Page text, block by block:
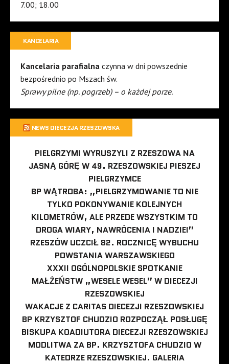
7.00; 18.00
KANCELARIA
Kancelaria parafialna czynna w dni powszednie
bezpośrednio po Mszach św.
Sprawy pilne (np. pogrzeb) – o każdej porze.
NEWS DIECEZJA RZESZOWSKA
PIELGRZYMI WYRUSZYLI Z RZESZOWA NA
JASNĄ GÓRĘ W 49. RZESZOWSKIEJ PIESZEJ
PIELGRZYMCE
BP WĄTROBA: „PIELGRZYMOWANIE TO NIE
TYLKO POKONYWANIE KOLEJNYCH
KILOMETRÓW, ALE PRZEDE WSZYSTKIM TO
DROGA WIARY, NAWRÓCENIA I NADZIEI”
RZESZÓW UCZCIŁ 82. ROCZNICĘ WYBUCHU
POWSTANIA WARSZAWSKIEGO
XXXII OGÓLNOPOLSKIE SPOTKANIE
MAŁŻEŃSTW „WESELE WESEL” W DIECEZJI
RZESZOWSKIEJ
WAKACJE Z CARITAS DIECEZJI RZESZOWSKIEJ
BP KRZYSZTOF CHUDZIO ROZPOCZĄŁ POSŁUGĘ
BISKUPA KOADIUTORA DIECEZJI RZESZOWSKIEJ
MODLITWA ZA BP. KRZYSZTOFA CHUDZIO W
KATEDRZE RZESZOWSKIEJ. GALERIA